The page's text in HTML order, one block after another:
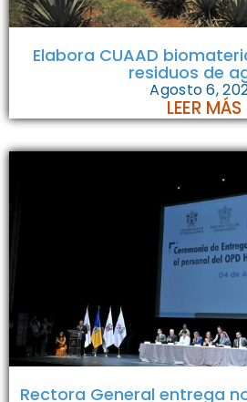
Elabora CUAAD
residuos de
Agosto 6,
LEER MÁS
Rectora General entrega